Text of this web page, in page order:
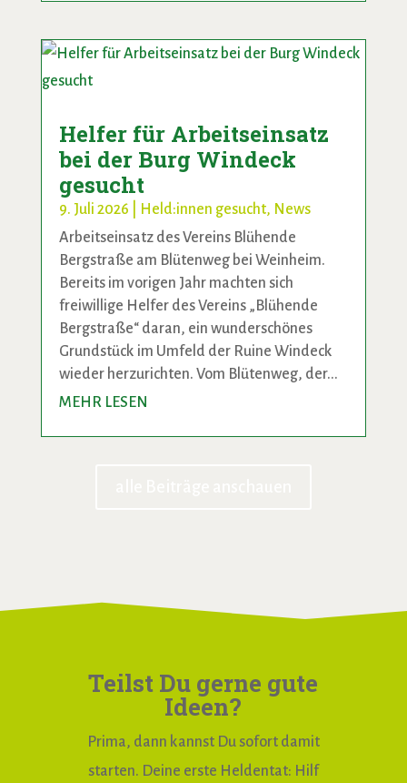
Helfer für Arbeitseinsatz
bei der Burg Windeck
gesucht
9. Juli 2026 Held:innen gesucht, News
Arbeitseinsatz des Vereins Blühende
Bergstraße am Blütenweg bei Weinheim.
Bereits im vorigen Jahr machten sich
freiwillige Helfer des Vereins „Blühende
Bergstraße“ daran, ein wunderschönes
Grundstück im Umfeld der Ruine Windeck
wieder herzurichten. Vom Blütenweg, der...
MEHR LESEN
Teilst Du gerne gute
Ideen?
Prima, dann kannst Du sofort damit
starten. Deine erste Heldentat: Hilf